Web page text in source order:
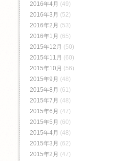
2016年4月 (49)
2016年3月 (52)
2016年2月 (53)
2016年1月 (65)
2015年12月 (50)
2015年11月 (60)
2015年10月 (56)
2015年9月 (48)
2015年8月 (61)
2015年7月 (48)
2015年6月 (47)
2015年5月 (60)
2015年4月 (48)
2015年3月 (62)
2015年2月 (47)